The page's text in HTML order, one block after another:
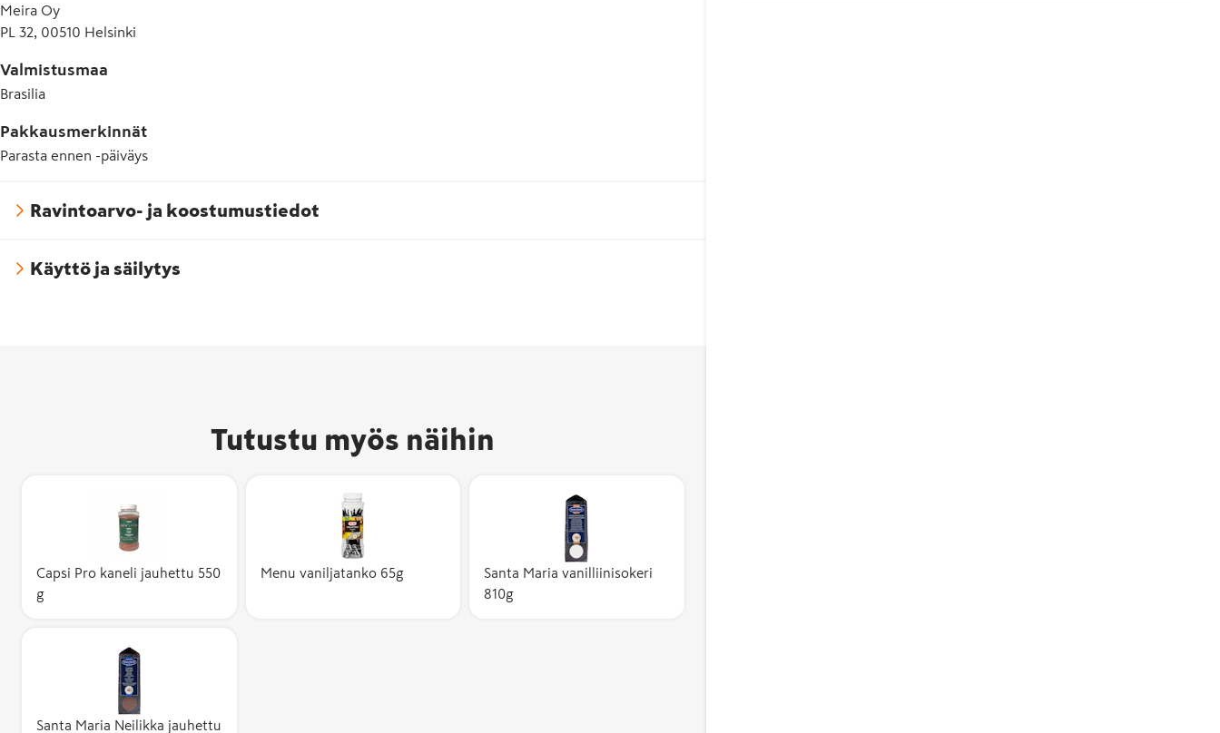
Meira Oy
PL 32, 00510 Helsinki
Valmistusmaa
Brasilia
Pakkausmerkinnät
Parasta ennen -päiväys
Ravintoarvo- ja koostumustiedot
Käyttö ja säilytys
Tutustu myös näihin
Capsi Pro kaneli jauhettu 550
g
Menu vaniljatanko 65g
Santa Maria vanilliinisokeri
810g
Santa Maria Neilikka jauhettu